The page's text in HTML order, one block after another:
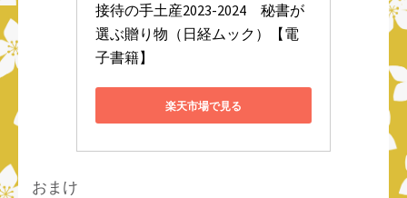
接待の手土産2023-2024　秘書が
選ぶ贈り物（日経ムック）【電
子書籍】
楽天市場で見る
おまけ